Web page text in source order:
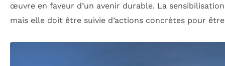
œuvre en faveur d’un avenir durable. La
mais elle doit être suivie d’actions concrètes pour